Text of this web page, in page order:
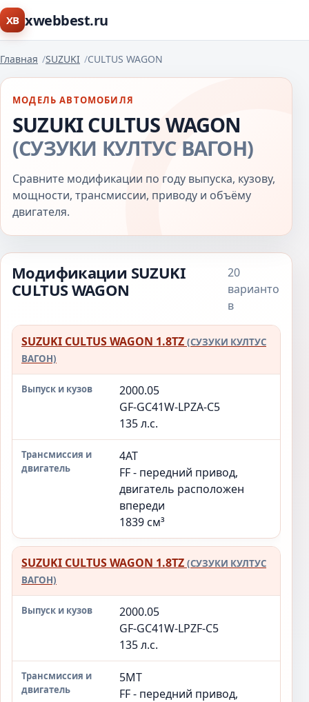
XB xwebbest.ru
Главная SUZUKI CULTUS WAGON
МОДЕЛЬ АВТОМОБИЛЯ
SUZUKI CULTUS WAGON
(СУЗУКИ КУЛТУС ВАГОН)
Сравните модификации по году выпуска, кузову,
мощности, трансмиссии, приводу и объёму
двигателя.
Модификации SUZUKI
CULTUS WAGON
20
варианто
в
Модификация
Выпуск
Трансмиссия
SUZUKI CULTUS WAGON 1.8TZ (СУЗУКИ КУЛТУС
ВАГОН)
2000.05
GF-GC41W-LPZA-C5
135 л.с.
4AT
FF - передний привод,
двигатель расположен
впереди
1839 см³
SUZUKI CULTUS WAGON 1.8TZ (СУЗУКИ КУЛТУС
ВАГОН)
2000.05
GF-GC41W-LPZF-C5
135 л.с.
5MT
FF - передний привод,